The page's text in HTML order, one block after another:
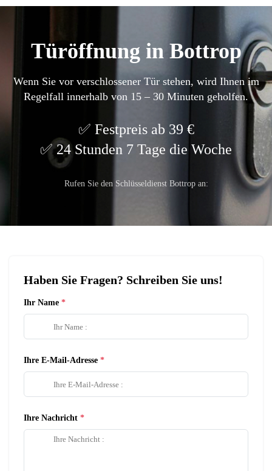
Türöffnung in Bottrop
Wenn Sie vor verschlossener Tür stehen, wird Ihnen im
Regelfall innerhalb von 15 – 30 Minuten geholfen.
Festpreis ab 39 €
24 Stunden 7 Tage die Woche
Rufen Sie den Schlüsseldienst Bottrop an:
Haben Sie Fragen? Schreiben Sie uns!
Ihr Name
Ihre E-Mail-Adresse
Ihre Nachricht